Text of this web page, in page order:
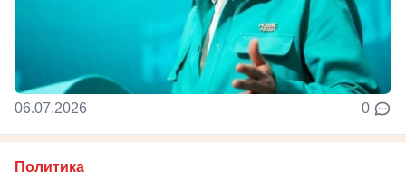
06.07.2026 0
Политика